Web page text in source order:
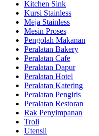
Kitchen Sink
Kursi Stainless
Meja Stainless
Mesin Proses
Pengolah Makanan
Peralatan Bakery
Peralatan Cafe
Peralatan Dapur
Peralatan Hotel
Peralatan Katering
Peralatan Pengiris
Peralatan Restoran
Rak Penyimpanan
Troli
Utensil